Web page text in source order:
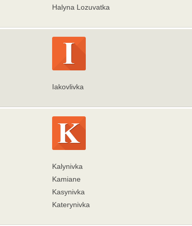
Halyna Lozuvatka
Iakovlivka
Kalynivka
Kamiane
Kasynivka
Katerynivka